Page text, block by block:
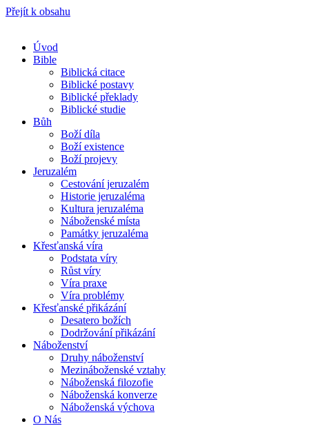
Přejít k obsahu
Úvod
Bible
Biblická citace
Biblické postavy
Biblické překlady
Biblické studie
Bůh
Boží díla
Boží existence
Boží projevy
Jeruzalém
Cestování jeruzalém
Historie jeruzaléma
Kultura jeruzaléma
Náboženské místa
Památky jeruzaléma
Křesťanská víra
Podstata víry
Růst víry
Víra praxe
Víra problémy
Křesťanské přikázání
Desatero božích
Dodržování přikázání
Náboženství
Druhy náboženství
Mezináboženské vztahy
Náboženská filozofie
Náboženská konverze
Náboženská výchova
O Nás